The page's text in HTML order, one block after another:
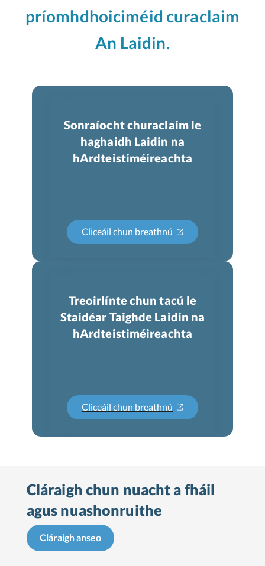
príomhdhoiciméid curaclaim
An Laidin.
Sonraíocht churaclaim le
haghaidh Laidin na
hArdteistiméireachta
Cliceáil chun breathnú
Treoirlínte chun tacú le
Staidéar Taighde Laidin na
hArdteistiméireachta
Cliceáil chun breathnú
Cláraigh chun nuacht a fháil
agus nuashonruithe
Cláraigh anseo